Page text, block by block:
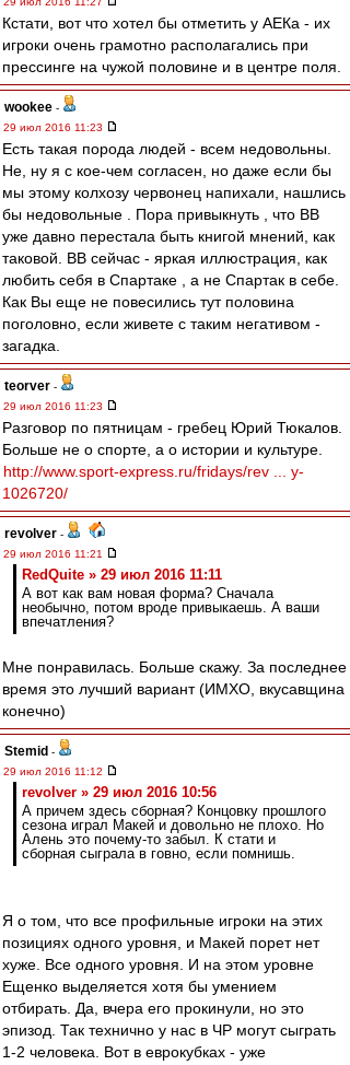
Кстати, вот что хотел бы отметить у АЕКа - их
игроки очень грамотно располагались при
прессинге на чужой половине и в центре поля.
wookee -
29 июл 2016 11:23
Есть такая порода людей - всем недовольны.
Не, ну я с кое-чем согласен, но даже если бы
мы этому колхозу червонец напихали, нашлись
бы недовольные . Пора привыкнуть , что ВВ
уже давно перестала быть книгой мнений, как
таковой. ВВ сейчас - яркая иллюстрация, как
любить себя в Спартаке , а не Спартак в себе.
Как Вы еще не повесились тут половина
поголовно, если живете с таким негативом -
загадка.
teorver -
29 июл 2016 11:23
Разговор по пятницам - гребец Юрий Тюкалов.
Больше не о спорте, а о истории и культуре.
http://www.sport-express.ru/fridays/rev ... y-
1026720/
revolver -
29 июл 2016 11:21
RedQuite » 29 июл 2016 11:11
А вот как вам новая форма? Сначала
необычно, потом вроде привыкаешь. А ваши
впечатления?
Мне понравилась. Больше скажу. За последнее
время это лучший вариант (ИМХО, вкусавщина
конечно)
Stemid -
29 июл 2016 11:12
revolver » 29 июл 2016 10:56
А причем здесь сборная? Концовку прошлого
сезона играл Макей и довольно не плохо. Но
Алень это почему-то забыл. К стати и
сборная сыграла в говно, если помнишь.
Я о том, что все профильные игроки на этих
позициях одного уровня, и Макей порет нет
хуже. Все одного уровня. И на этом уровне
Ещенко выделяется хотя бы умением
отбирать. Да, вчера его прокинули, но это
эпизод. Так технично у нас в ЧР могут сыграть
1-2 человека. Вот в еврокубках - уже